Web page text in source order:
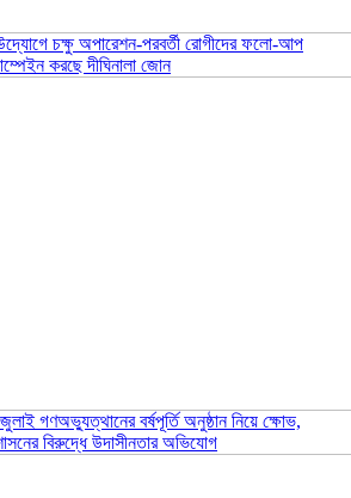
উদ্যোগে চক্ষু অপারেশন-পরবর্তী রোগীদের ফলো-আপ
করছে দীঘিনালা জোন
জুলাই গণঅভ্যুত্থানের বর্ষপূর্তি অনুষ্ঠান নিয়ে ক্ষোভ,
বিরুদ্ধে উদাসীনতার অভিযোগ